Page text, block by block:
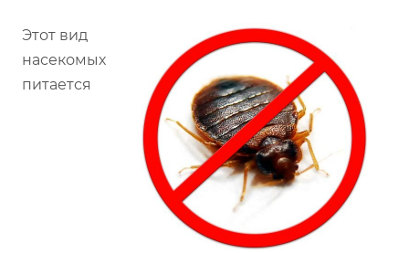
Этот вид
насекомых
питается